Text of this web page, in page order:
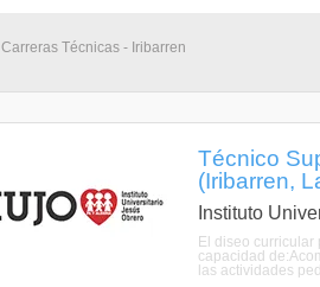
Carreras Técnicas - Iribarren
Técnico
(Iribarren,
Instituto
El diseo
capacidad
las actividades